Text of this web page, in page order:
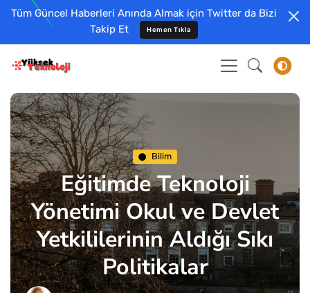
Tüm Güncel Haberleri Anında Almak için Twitter da Bizi
Takip Et
Hemen Tıkla
Bilim
Eğitimde Teknoloji
Yönetimi Okul ve Devlet
Yetkililerinin Aldığı Sıkı
Politikalar